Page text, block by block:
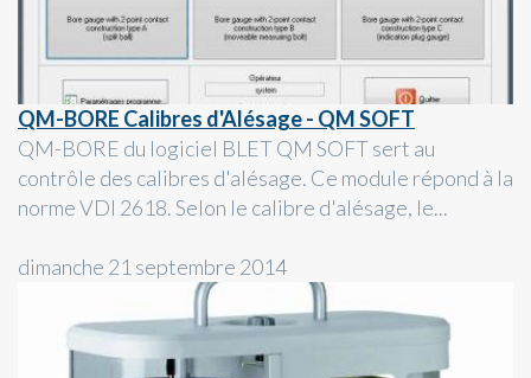
QM-BORE Calibres d'Alésage - QM SOFT
QM-BORE du logiciel BLET QM SOFT sert au
contrôle des calibres d'alésage. Ce module répond à la
norme VDI 2618. Selon le calibre d'alésage, le...
dimanche 21 septembre 2014